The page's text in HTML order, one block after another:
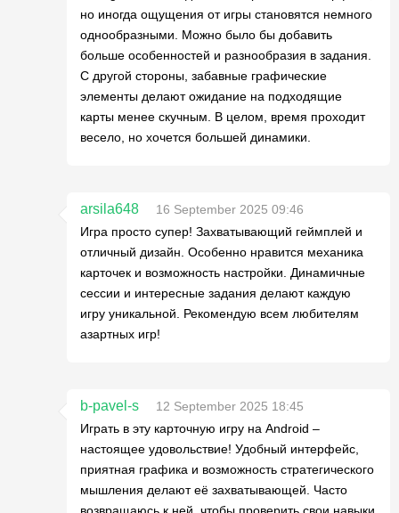
но иногда ощущения от игры становятся немного
однообразными. Можно было бы добавить
больше особенностей и разнообразия в задания.
С другой стороны, забавные графические
элементы делают ожидание на подходящие
карты менее скучным. В целом, время проходит
весело, но хочется большей динамики.
arsila648
16 September 2025 09:46
Игра просто супер! Захватывающий геймплей и
отличный дизайн. Особенно нравится механика
карточек и возможность настройки. Динамичные
сессии и интересные задания делают каждую
игру уникальной. Рекомендую всем любителям
азартных игр!
b-pavel-s
12 September 2025 18:45
Играть в эту карточную игру на Android –
настоящее удовольствие! Удобный интерфейс,
приятная графика и возможность стратегического
мышления делают её захватывающей. Часто